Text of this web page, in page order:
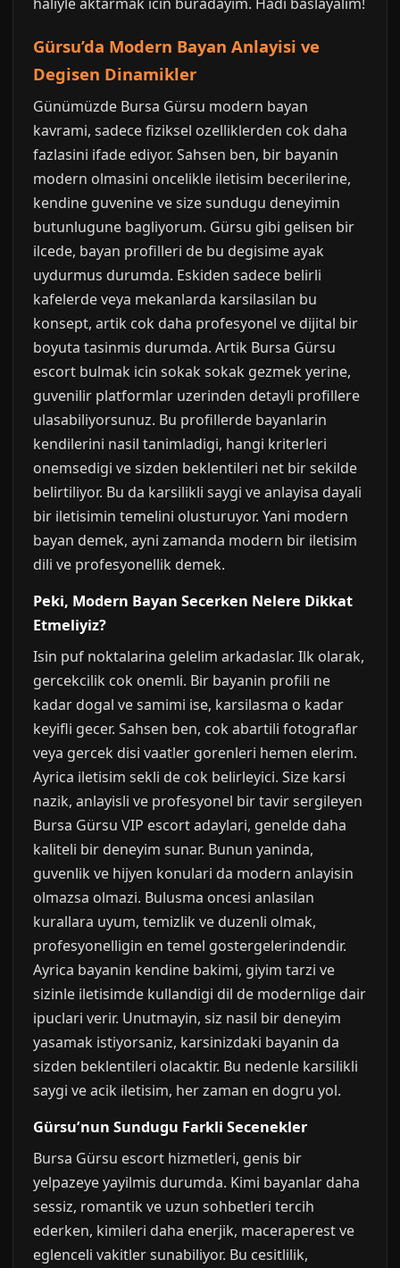
Gürsu’da Modern Bayan Anlayisi ve
Degisen Dinamikler
Günümüzde Bursa Gürsu modern bayan
kavrami, sadece fiziksel ozelliklerden cok daha
fazlasini ifade ediyor. Sahsen ben, bir bayanin
modern olmasini oncelikle iletisim becerilerine,
kendine guvenine ve size sundugu deneyimin
butunlugune bagliyorum. Gürsu gibi gelisen bir
ilcede, bayan profilleri de bu degisime ayak
uydurmus durumda. Eskiden sadece belirli
kafelerde veya mekanlarda karsilasilan bu
konsept, artik cok daha profesyonel ve dijital bir
boyuta tasinmis durumda. Artik Bursa Gürsu
escort bulmak icin sokak sokak gezmek yerine,
guvenilir platformlar uzerinden detayli profillere
ulasabiliyorsunuz. Bu profillerde bayanlarin
kendilerini nasil tanimladigi, hangi kriterleri
onemsedigi ve sizden beklentileri net bir sekilde
belirtiliyor. Bu da karsilikli saygi ve anlayisa dayali
bir iletisimin temelini olusturuyor. Yani modern
bayan demek, ayni zamanda modern bir iletisim
dili ve profesyonellik demek.
Peki, Modern Bayan Secerken Nelere Dikkat
Etmeliyiz?
Isin puf noktalarina gelelim arkadaslar. Ilk olarak,
gercekcilik cok onemli. Bir bayanin profili ne
kadar dogal ve samimi ise, karsilasma o kadar
keyifli gecer. Sahsen ben, cok abartili fotograflar
veya gercek disi vaatler gorenleri hemen elerim.
Ayrica iletisim sekli de cok belirleyici. Size karsi
nazik, anlayisli ve profesyonel bir tavir sergileyen
Bursa Gürsu VIP escort adaylari, genelde daha
kaliteli bir deneyim sunar. Bunun yaninda,
guvenlik ve hijyen konulari da modern anlayisin
olmazsa olmazi. Bulusma oncesi anlasilan
kurallara uyum, temizlik ve duzenli olmak,
profesyonelligin en temel gostergelerindendir.
Ayrica bayanin kendine bakimi, giyim tarzi ve
sizinle iletisimde kullandigi dil de modernlige dair
ipuclari verir. Unutmayin, siz nasil bir deneyim
yasamak istiyorsaniz, karsinizdaki bayanin da
sizden beklentileri olacaktir. Bu nedenle karsilikli
saygi ve acik iletisim, her zaman en dogru yol.
Gürsu’nun Sundugu Farkli Secenekler
Bursa Gürsu escort hizmetleri, genis bir
yelpazeye yayilmis durumda. Kimi bayanlar daha
sessiz, romantik ve uzun sohbetleri tercih
ederken, kimileri daha enerjik, maceraperest ve
eglenceli vakitler sunabiliyor. Bu cesitlilik,